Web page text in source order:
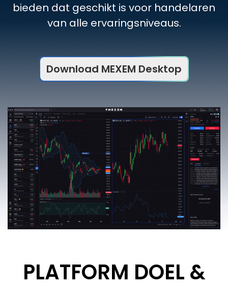
RO
CS
bieden dat geschikt is voor handelaren
van alle ervaringsniveaus.
Download MEXEM Desktop
PLATFORM DOEL &